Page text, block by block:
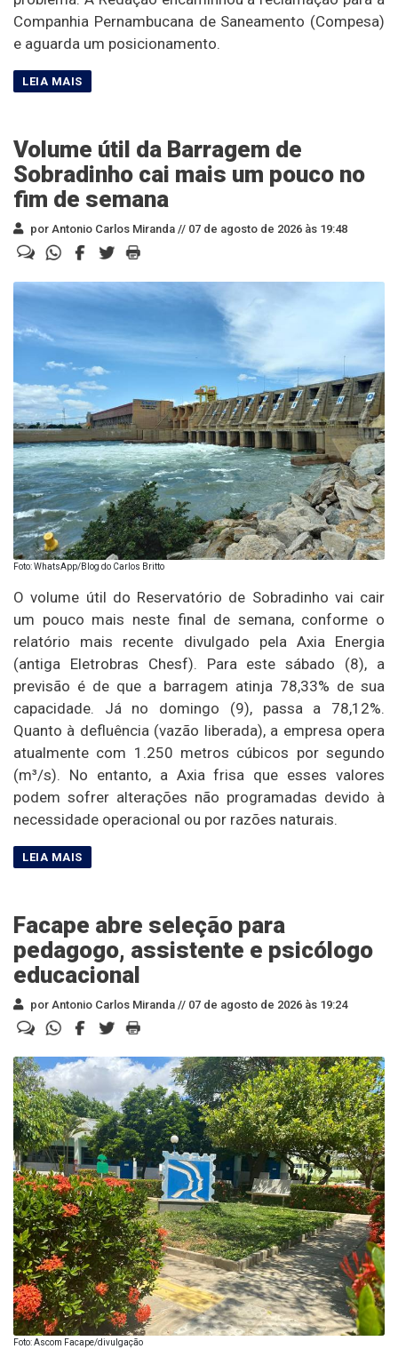
Companhia Pernambucana de Saneamento (Compesa)
e aguarda um posicionamento.
Volume útil da Barragem de
Sobradinho cai mais um pouco no
fim de semana
por Antonio Carlos Miranda // 07 de agosto de 2026 às 19:48
Foto: WhatsApp/Blog do Carlos Britto
O volume útil do Reservatório de Sobradinho vai cair
um pouco mais neste final de semana, conforme o
relatório mais recente divulgado pela Axia Energia
(antiga Eletrobras Chesf). Para este sábado (8), a
previsão é de que a barragem atinja 78,33% de sua
capacidade. Já no domingo (9), passa a 78,12%.
Quanto à defluência (vazão liberada), a empresa opera
atualmente com 1.250 metros cúbicos por segundo
(m³/s). No entanto, a Axia frisa que esses valores
podem sofrer alterações não programadas devido à
necessidade operacional ou por razões naturais.
Facape abre seleção para
pedagogo, assistente e psicólogo
educacional
por Antonio Carlos Miranda // 07 de agosto de 2026 às 19:24
Foto: Ascom Facape/divulgação